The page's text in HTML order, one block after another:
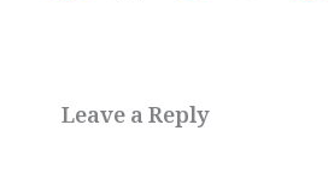
Leave a Reply